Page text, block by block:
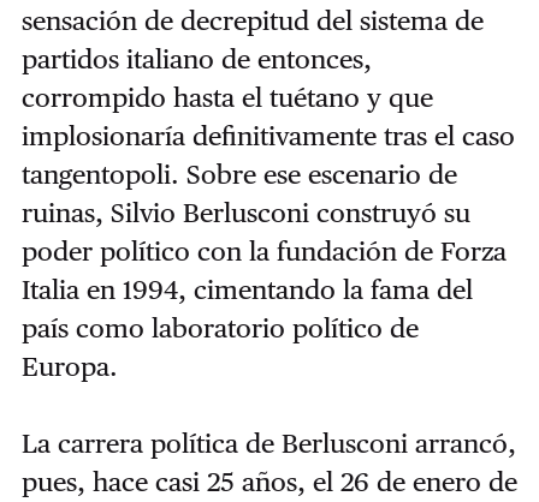
sensación de decrepitud del sistema de
partidos italiano de entonces,
corrompido hasta el tuétano y que
implosionaría definitivamente tras el caso
tangentopoli. Sobre ese escenario de
ruinas, Silvio Berlusconi construyó su
poder político con la fundación de Forza
Italia en 1994, cimentando la fama del
país como laboratorio político de
Europa.
La carrera política de Berlusconi arrancó,
pues, hace casi 25 años, el 26 de enero de